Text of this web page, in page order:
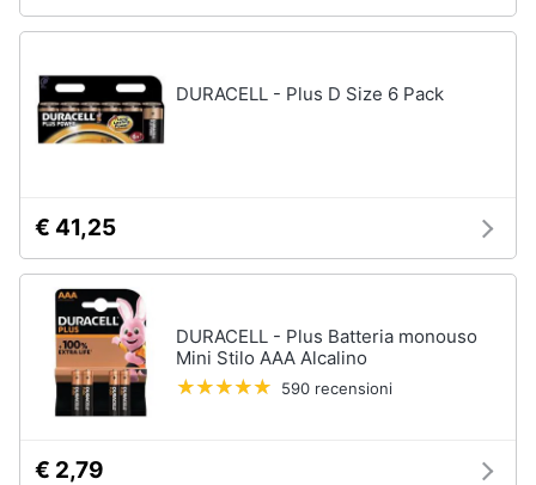
DURACELL - Plus D Size 6 Pack
€ 41,25
DURACELL - Plus Batteria monouso
Mini Stilo AAA Alcalino
590 recensioni
€ 2,79